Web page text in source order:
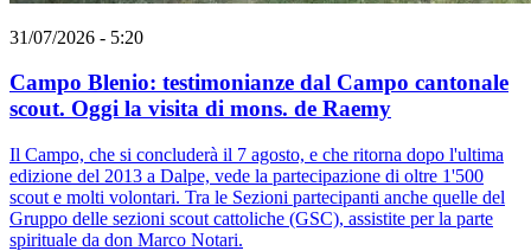
31/07/2026 - 5:20
Campo Blenio: testimonianze dal Campo cantonale
scout. Oggi la visita di mons. de Raemy
Il Campo, che si concluderà il 7 agosto, e che ritorna dopo l'ultima
edizione del 2013 a Dalpe, vede la partecipazione di oltre 1'500
scout e molti volontari. Tra le Sezioni partecipanti anche quelle del
Gruppo delle sezioni scout cattoliche (GSC), assistite per la parte
spirituale da don Marco Notari.